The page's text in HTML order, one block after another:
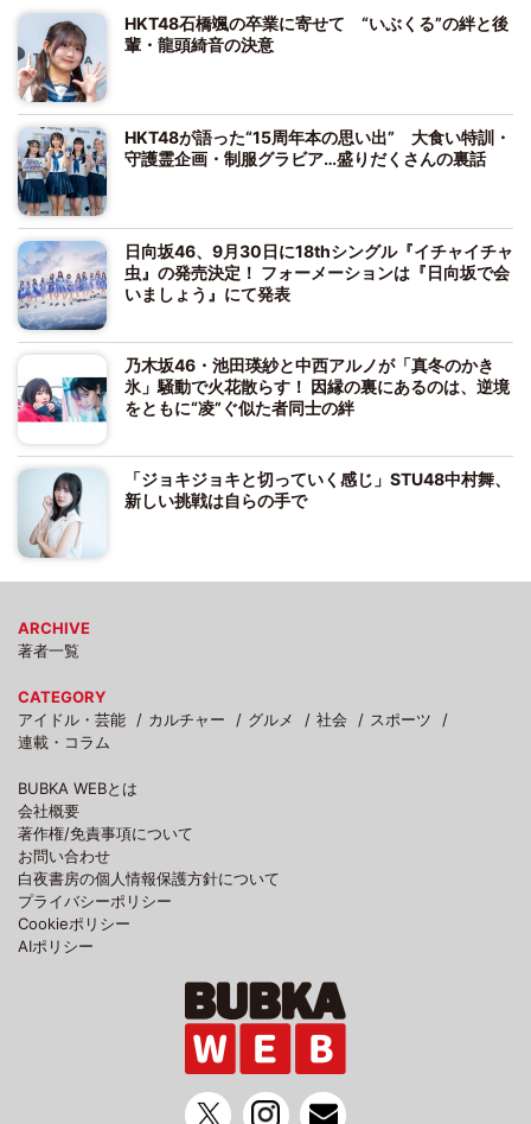
HKT48石橋颯の卒業に寄せて “いぶくる”の絆と後
輩・龍頭綺音の決意
HKT48が語った“15周年本の思い出” 大食い特訓・
守護霊企画・制服グラビア…盛りだくさんの裏話
日向坂46、9月30日に18thシングル『イチャイチャ
虫』の発売決定！ フォーメーションは『日向坂で会
いましょう』にて発表
乃木坂46・池田瑛紗と中西アルノが「真冬のかき
氷」騒動で火花散らす！ 因縁の裏にあるのは、逆境
をともに“凌”ぐ似た者同士の絆
「ジョキジョキと切っていく感じ」STU48中村舞、
新しい挑戦は自らの手で
ARCHIVE
著者一覧
CATEGORY
アイドル・芸能
カルチャー グルメ 社会
スポーツ
連載・コラム
BUBKA WEBとは
会社概要
著作権/免責事項について
お問い合わせ
白夜書房の個人情報保護方針について
プライバシーポリシー
Cookieポリシー
AIポリシー